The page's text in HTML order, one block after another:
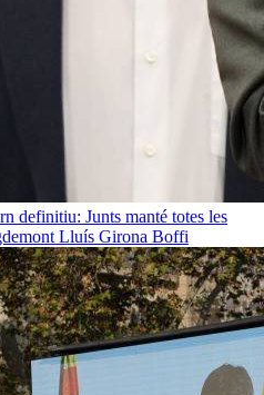
definitiu: Junts manté totes les
Lluís Girona Boffi